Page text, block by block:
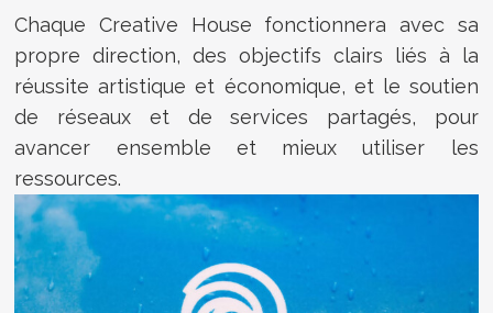
Chaque Creative House fonctionnera avec sa
propre direction, des objectifs clairs liés à la
réussite artistique et économique, et le soutien
de réseaux et de services partagés, pour
avancer ensemble et mieux utiliser les
ressources.